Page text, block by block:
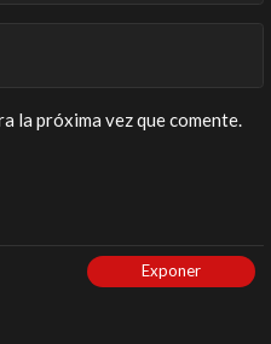
la próxima vez que comente.
Exponer